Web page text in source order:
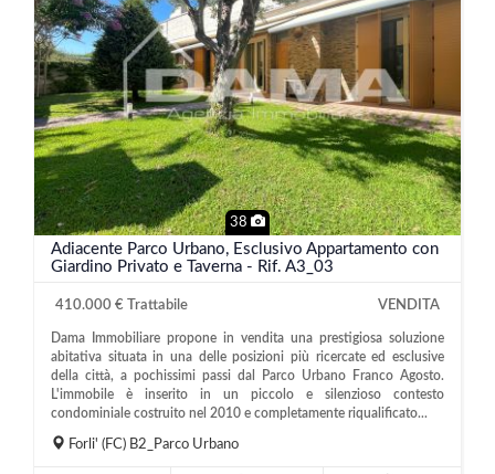
38
Adiacente Parco Urbano, Esclusivo Appartamento con
Giardino Privato e Taverna - Rif. A3_03
410.000 € Trattabile VENDITA
Dama Immobiliare propone in vendita una prestigiosa soluzione
abitativa situata in una delle posizioni più ricercate ed esclusive
della città, a pochissimi passi dal Parco Urbano Franco Agosto.
L'immobile è inserito in un piccolo e silenzioso contesto
condominiale costruito nel 2010 e completamente riqualificato...
Forli' (FC) B2_Parco Urbano